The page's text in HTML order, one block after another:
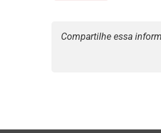
Compartilhe essa